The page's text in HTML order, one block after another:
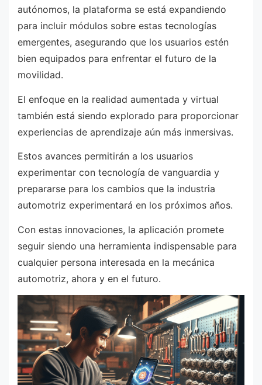
autónomos, la plataforma se está expandiendo
para incluir módulos sobre estas tecnologías
emergentes, asegurando que los usuarios estén
bien equipados para enfrentar el futuro de la
movilidad.
El enfoque en la realidad aumentada y virtual
también está siendo explorado para proporcionar
experiencias de aprendizaje aún más inmersivas.
Estos avances permitirán a los usuarios
experimentar con tecnología de vanguardia y
prepararse para los cambios que la industria
automotriz experimentará en los próximos años.
Con estas innovaciones, la aplicación promete
seguir siendo una herramienta indispensable para
cualquier persona interesada en la mecánica
automotriz, ahora y en el futuro.